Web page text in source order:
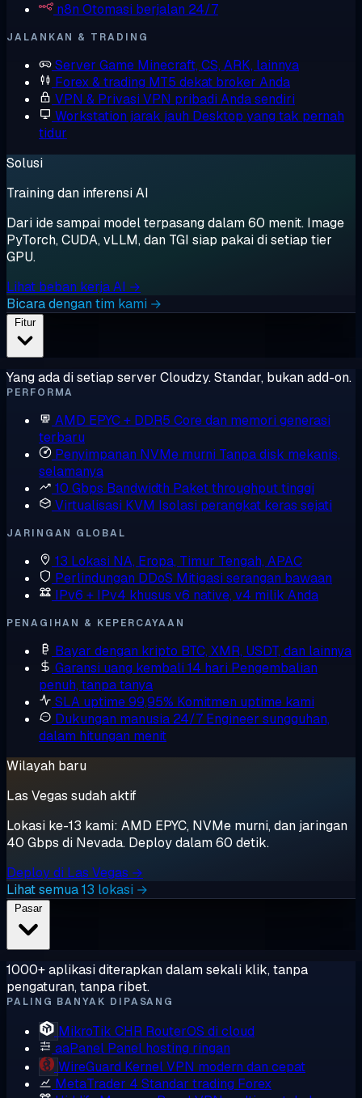
n8n Otomasi berjalan 24/7
JALANKAN & TRADING
Server Game Minecraft, CS, ARK, lainnya
Forex & trading MT5 dekat broker Anda
VPN & Privasi VPN pribadi Anda sendiri
Workstation jarak jauh Desktop yang tak pernah
tidur
Solusi
Training dan inferensi AI
Dari ide sampai model terpasang dalam 60 menit. Image
PyTorch, CUDA, vLLM, dan TGI siap pakai di setiap tier
GPU.
Lihat beban kerja AI →
Bicara dengan tim kami →
Fitur
Yang ada di setiap server Cloudzy. Standar, bukan add-on.
PERFORMA
AMD EPYC + DDR5 Core dan memori generasi
terbaru
Penyimpanan NVMe murni Tanpa disk mekanis,
selamanya
10 Gbps Bandwidth Paket throughput tinggi
Virtualisasi KVM Isolasi perangkat keras sejati
JARINGAN GLOBAL
13 Lokasi NA, Eropa, Timur Tengah, APAC
Perlindungan DDoS Mitigasi serangan bawaan
IPv6 + IPv4 khusus v6 native, v4 milik Anda
PENAGIHAN & KEPERCAYAAN
Bayar dengan kripto BTC, XMR, USDT, dan lainnya
Garansi uang kembali 14 hari Pengembalian
penuh, tanpa tanya
SLA uptime 99,95% Komitmen uptime kami
Dukungan manusia 24/7 Engineer sungguhan,
dalam hitungan menit
Wilayah baru
Las Vegas sudah aktif
Lokasi ke-13 kami: AMD EPYC, NVMe murni, dan jaringan
40 Gbps di Nevada. Deploy dalam 60 detik.
Deploy di Las Vegas →
Lihat semua 13 lokasi →
Pasar
1000+ aplikasi diterapkan dalam sekali klik, tanpa
pengaturan, tanpa ribet.
PALING BANYAK DIPASANG
MikroTik CHR RouterOS di cloud
aaPanel Panel hosting ringan
WireGuard Kernel VPN modern dan cepat
MetaTrader 4 Standar trading Forex